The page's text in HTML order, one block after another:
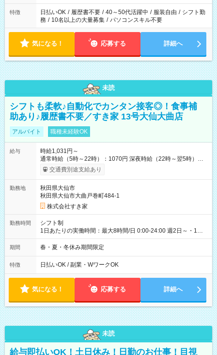
特徴 日払いOK / 履歴書不要 / 40～50代活躍中 / 服装自由 / シフト勤
務 / 10名以上の大量募集 / パソコンスキル不要
気になる！ 応募する 詳細へ
未読
シフトも柔軟♪自動化でカンタン接客◎！食事補
助あり♪履歴書不要／すき家 13号大仙大曲店
アルバイト 職種未経験OK
給与
時給1,031円～
通常時給（5時～22時）：1070円 深夜時給（22時～翌5時）：
1378円 高校生時給：1031円 【特別手当】早朝手当（5：00-9：
00）時給+150円 【試用期間】試用期間あり 試用期間の長さ：1
30日（※条件変更なし）ですが、切り上げで一ヶ月とさせてい
ただきます。 研修制度あり：15時間(研修中も同時給）
交通費別途支給あり
勤務地
秋田県大仙市
秋田県大仙市大曲戸巻町484-1
株式会社すき家
勤務時間
シフト制
1日あたりの実働時間：最大8時間/日 0:00-24:00 週2日～・1日
2h～OK ＜シフト例＞ 〇朝帯 5:00-9:00 〇昼帯 9:00-14:00 〇午
後帯 14:00-18:00 〇夜帯 18:00-22:00 〇深夜帯 22:00-翌5:00 基
ます♪
期間 春・夏・冬休み期間限定
特徴 日払いOK / 副業・WワークOK
気になる！ 応募する 詳細へ
未読
給与即払いOK！土日休み！日勤のお仕事！目視